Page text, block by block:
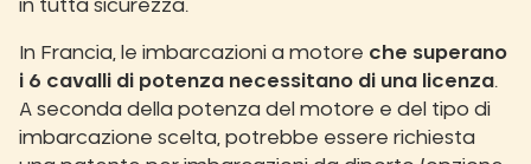
in tutta sicurezza.
In Francia, le imbarcazioni a motore che superano
i 6 cavalli di potenza necessitano di una licenza.
A seconda della potenza del motore e del tipo di
imbarcazione scelta, potrebbe essere richiesta